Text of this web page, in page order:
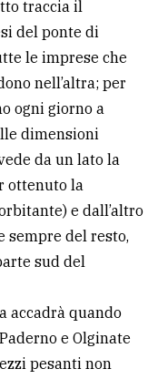
traccia il
del ponte di
le imprese che
nell’altra; per
ogni giorno a
dimensioni
da un lato la
ottenuto la
e dall’altro
sempre del resto,
sud del
accadrà quando
e Olginate
pesanti non